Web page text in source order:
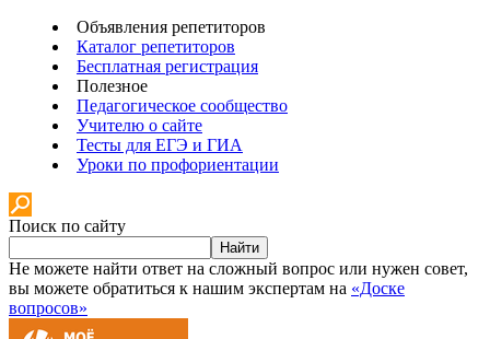
Объявления репетиторов
Каталог репетиторов
Бесплатная регистрация
Полезное
Педагогическое сообщество
Учителю о сайте
Тесты для ЕГЭ и ГИА
Уроки по профориентации
Поиск по сайту
Найти
Не можете найти ответ на сложный вопрос или нужен совет,
вы можете обратиться к нашим экспертам на «Доске
вопросов»